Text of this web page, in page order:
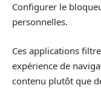
Configurer le
personnelles.
Ces applications
expérience de
contenu plutôt que